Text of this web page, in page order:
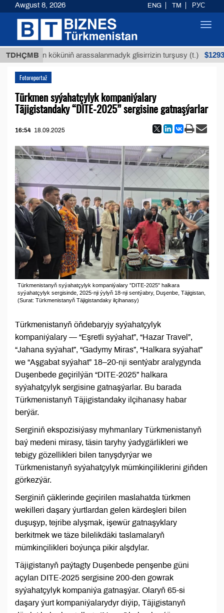
TDHÇMB
Buýan köküniň arassalanmadyk glisirrizin turşusy (t.) $12935,18
Fotoreportaž
Türkmen syýahatçylyk kompaniýalary
Täjigistandaky “DITE-2025” sergisinе gatnaşýarlar
16:54 18.09.2025
Türkmenistanyň syýahatçylyk kompaniýalary "DITE-2025" halkara
syýahatçylyk sergisinde, 2025-nji ýylyň 18-nji sentýabry, Duşenbe, Täjigistan,
(Surat: Türkmenistanyň Täjigistandaky ilçihanasy)
Türkmenistanyň öňdebaryjy syýahatçylyk
kompaniýalary — “Eşretli syýahat”, “Hazar Travel”,
“Jahana syýahat”, “Gadymy Miras”, “Halkara syýahat”
we “Aşgabat syýahat” 18–20-nji sentýabr aralygynda
Duşenbede geçirilýän “DITE-2025” halkara
syýahatçylyk sergisine gatnaşýarlar. Bu barada
Türkmenistanyň Täjigistandaky ilçihanasy habar
berýär.
Serginiň ekspozisiýasy myhmanlary Türkmenistanyň
baý medeni mirasy, täsin taryhy ýadygärlikleri we
tebigy gözellikleri bilen tanyşdyrýar we
Türkmenistanyň syýahatçylyk mümkinçiliklerini giňden
görkezýär.
Serginiň çäklerinde geçirilen maslahatda türkmen
wekilleri daşary ýurtlardan gelen kärdeşleri bilen
duşuşyp, tejribe alyşmak, işewür gatnaşyklary
berkitmek we täze bilelikdäki taslamalaryň
mümkinçilikleri boýunça pikir alşdylar.
Täjigistanyň paýtagty Duşenbede penşenbe güni
açylan DITE-2025 sergisine 200-den gowrak
syýahatçylyk kompaniýa gatnaşýar. Olaryň 65-si
daşary ýurt kompaniýalarydyr diýip, Täjigistanyň
Awgust 8, 2026 ENG TM РУС